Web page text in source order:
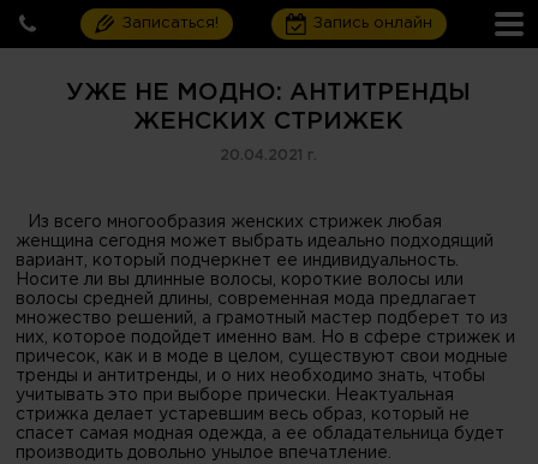
Записаться! Запись онлайн
УЖЕ НЕ МОДНО: АНТИТРЕНДЫ
ЖЕНСКИХ СТРИЖЕК
20.04.2021 г.
Из всего многообразия женских стрижек любая
женщина сегодня может выбрать идеально подходящий
вариант, который подчеркнет ее индивидуальность.
Носите ли вы длинные волосы, короткие волосы или
волосы средней длины, современная мода предлагает
множество решений, а грамотный мастер подберет то из
них, которое подойдет именно вам. Но в сфере стрижек и
причесок, как и в моде в целом, существуют свои модные
тренды и антитренды, и о них необходимо знать, чтобы
учитывать это при выборе прически. Неактуальная
стрижка делает устаревшим весь образ, который не
спасет самая модная одежда, а ее обладательница будет
производить довольно унылое впечатление.